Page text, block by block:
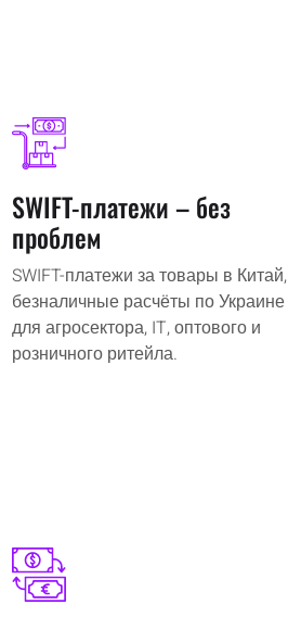
SWIFT-платежи – без
проблем
SWIFT-платежи за товары в Китай,
безналичные расчёты по Украине
для агросектора, IT, оптового и
розничного ритейла.